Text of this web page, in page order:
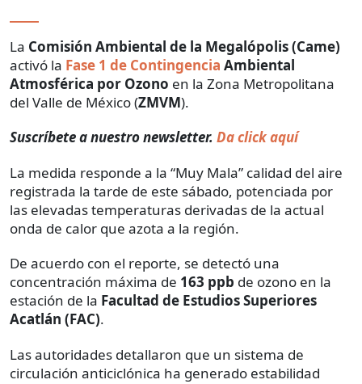
La Comisión Ambiental de la Megalópolis (Came)
activó la Fase 1 de Contingencia Ambiental
Atmosférica por Ozono en la Zona Metropolitana
del Valle de México (ZMVM).
Suscríbete a nuestro newsletter. Da click aquí
La medida responde a la “Muy Mala” calidad del aire
registrada la tarde de este sábado, potenciada por
las elevadas temperaturas derivadas de la actual
onda de calor que azota a la región.
De acuerdo con el reporte, se detectó una
concentración máxima de 163 ppb de ozono en la
estación de la Facultad de Estudios Superiores
Acatlán (FAC).
Las autoridades detallaron que un sistema de
circulación anticiclónica ha generado estabilidad